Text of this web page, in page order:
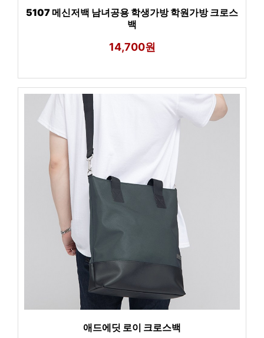
5107 메신저백 남녀공용 학생가방 학원가방 크로스
백
14,700원
애드에딧 로이 크로스백